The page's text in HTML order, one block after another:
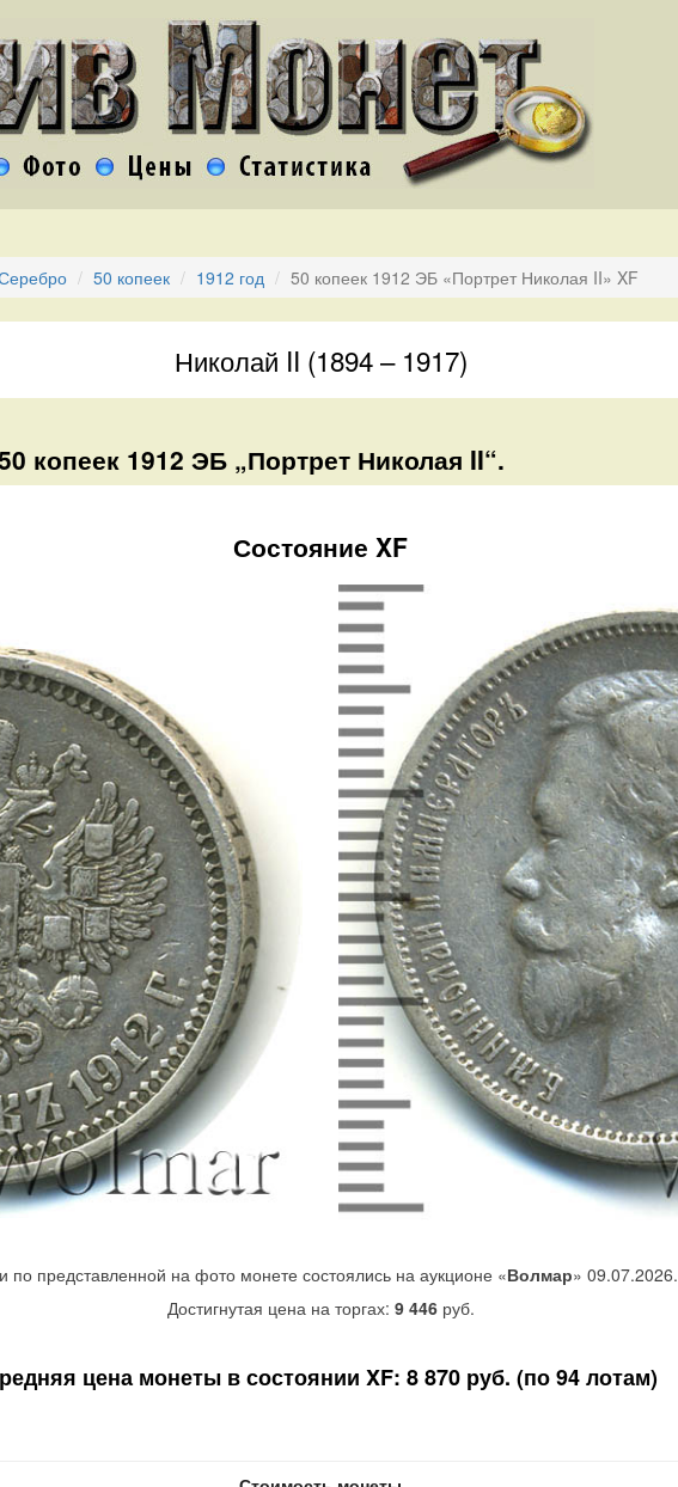
50 копеек 1912 год 50 копеек 1912 ЭБ «Портрет Николая II» XF
Николай II (1894 – 1917)
копеек 1912 ЭБ „Портрет Николая II“.
Состояние XF
по представленной на фото монете состоялись на аукционе «Волмар» 09.07.2026.
Достигнутая цена на торгах: 9 446руб.
цена монеты в состоянии XF: 8 870 руб. (по 94 лотам)